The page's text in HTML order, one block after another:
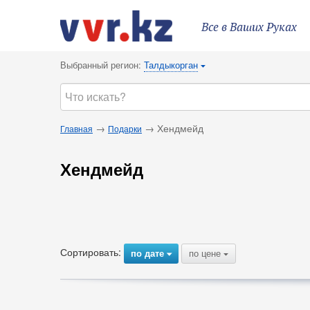
Все в Ваших Руках
Выбранный регион: Талдыкорган {
Главная → Подарки → Хендмейд
Хендмейд
Сортировать: по дате{ по цене {